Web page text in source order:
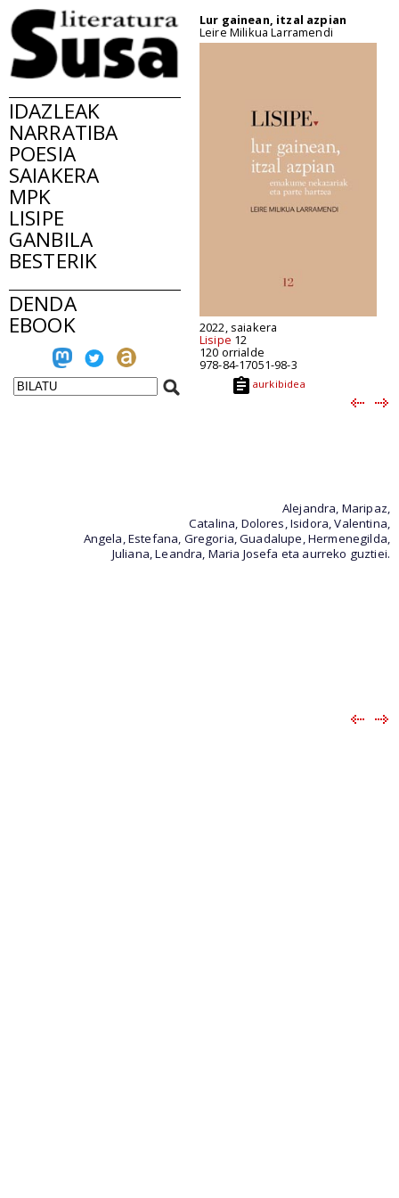
IDAZLEAK
NARRATIBA
POESIA
SAIAKERA
MPK
LISIPE
GANBILA
BESTERIK
DENDA
EBOOK
Lur gainean, itzal azpian
Leire Milikua Larramendi
2022, saiakera
Lisipe 12
120 orrialde
978-84-17051-98-3
aurkibidea
Alejandra, Maripaz,
Catalina, Dolores, Isidora, Valentina,
Angela, Estefana, Gregoria, Guadalupe, Hermenegilda,
Juliana, Leandra, Maria Josefa eta aurreko guztiei.